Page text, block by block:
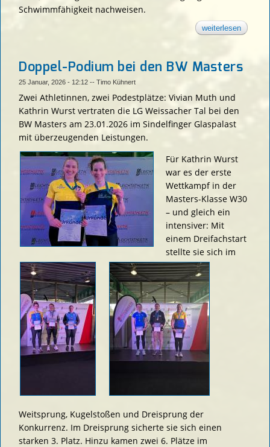
Schwimmfähigkeit nachweisen.
weiterlesenüber
„goldige
tal
Doppel-Podium bei den BW Masters
25 Januar, 2026 - 12:12 -- Timo Kühnert
Zwei Athletinnen, zwei Podestplätze: Vivian Muth und
Kathrin Wurst vertraten die LG Weissacher Tal bei den
BW Masters am 23.01.2026 im Sindelfinger Glaspalast
mit überzeugenden Leistungen.
Für Kathrin Wurst
war es der erste
Wettkampf in der
Masters-Klasse W30
– und gleich ein
intensiver: Mit
einem Dreifachstart
stellte sie sich im
Weitsprung, Kugelstoßen und Dreisprung der
Konkurrenz. Im Dreisprung sicherte sie sich einen
starken 3. Platz. Hinzu kamen zwei 6. Plätze im